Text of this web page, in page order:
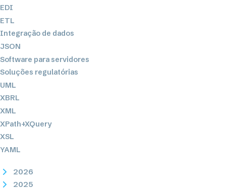
EDI
ETL
Integração de dados
JSON
Software para servidores
Soluções regulatórias
UML
XBRL
XML
XPath+XQuery
XSL
YAML
2026
2025